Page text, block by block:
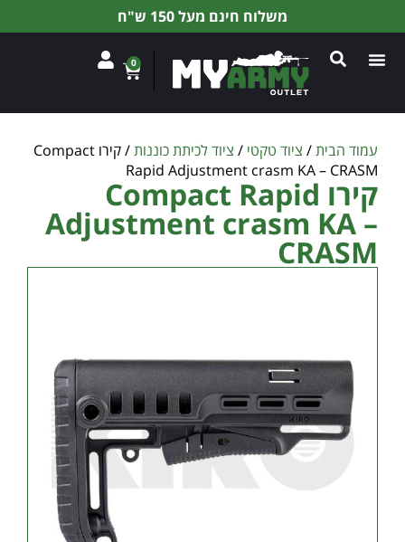
משלוח חינם מעל 150 ש"ח
0
עמוד הבית/ ציוד טקטי / ציוד לכיתת כוננות
/ קירו Compact
Rapid Adjustment crasm KA – CRASM
קירו Compact Rapid
Adjustment crasm KA –
CRASM